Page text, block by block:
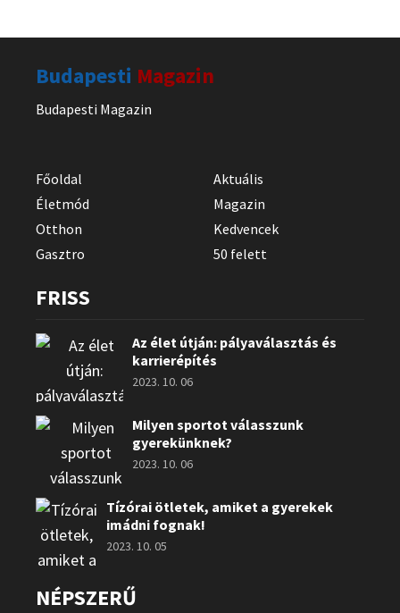
Budapesti Magazin
Budapesti Magazin
Főoldal
Aktuális
Életmód
Magazin
Otthon
Kedvencek
Gasztro
50 felett
FRISS
Az élet útján: pályaválasztás és
karrierépítés
2023. 10. 06
Milyen sportot válasszunk
gyerekünknek?
2023. 10. 06
Tízórai ötletek, amiket a gyerekek
imádni fognak!
2023. 10. 05
NÉPSZERŰ